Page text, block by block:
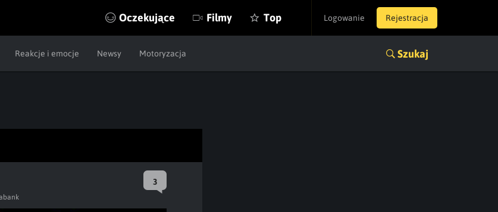
Logowanie Rejestracja
Oczekujące Filmy Top
Reakcje i emocje Newsy Motoryzacja Szukaj
3